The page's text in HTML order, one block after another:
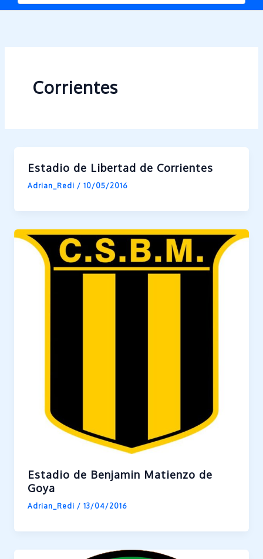
Corrientes
Estadio de Libertad de Corrientes
Adrian_Redi /10/05/2016
Estadio de Benjamin Matienzo de
Goya
Adrian_Redi /13/04/2016